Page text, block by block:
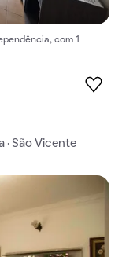
com 1
· São Vicente